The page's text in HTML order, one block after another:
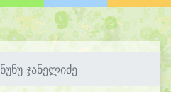
ნუნუ ჯანელიძე